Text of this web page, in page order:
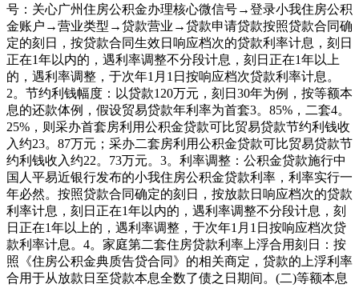
号：关心广州住房公积金办理核心微信号→登录小我住房公积
金账户→营业类型→贷款营业→贷款申请贷款按照贷款合同确
定的刻日，按贷款合同生效日响应档次的贷款利率计息，刻日
正在1年以内的，遇利率调整不分段计息，刻日正在1年以上
的，遇利率调整，于次年1月1日按响应档次贷款利率计息。
2。节约利钱幅度：以贷款120万元，刻日30年为例，按等额本
息的还款体例，假设贸易贷款年利率为首套3。85%，二套4。
25%，则采办首套房利用公积金贷款可比贸易贷款节约利钱收
入约23。87万元；采办二套房利用公积金贷款可比贸易贷款节
约利钱收入约22。73万元。3。利率调整：公积金贷款施行中
国人平易近银行发布的小我住房公积金贷款利率，利率实行一
年必然。按照贷款合同确定的刻日，按放款日响应档次的贷款
利率计息，刻日正在1年以内的，遇利率调整不分段计息，刻
日正在1年以上的，遇利率调整，于次年1月1日按响应档次贷
款利率计息。4。家庭第二套住房贷款利率上浮合用刻日：按
照《住房公积金典质告贷合同》的相关商定，贷款的上浮利率
合用于从放款日至贷款本息全数了债之日期间。(二)等额本息